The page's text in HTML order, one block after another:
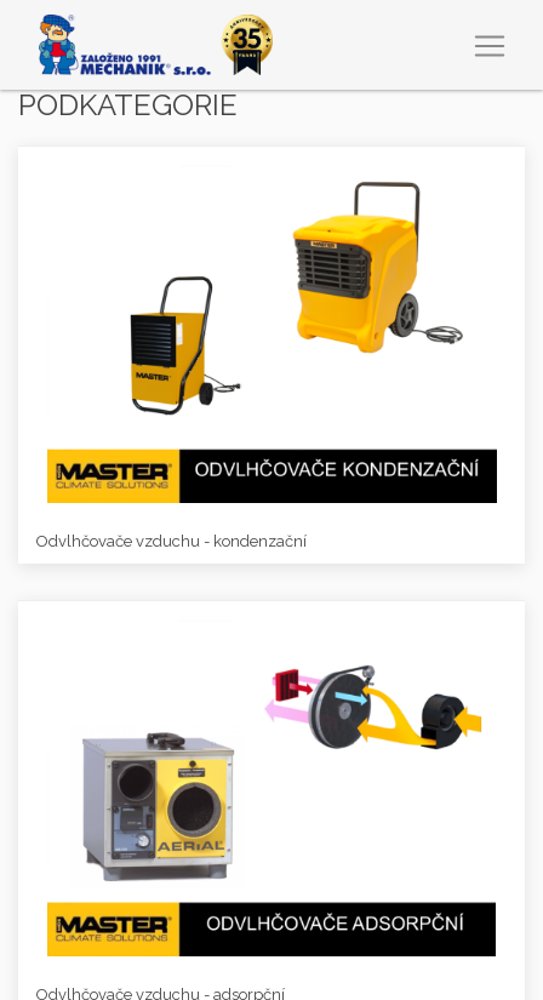
PODKATEGORIE
Odvlhčovače vzduchu - kondenzační
Odvlhčovače vzduchu - adsorpční